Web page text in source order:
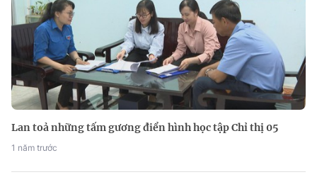
Lan toả những tấm gương điển hình học tập Chỉ thị 05
1 năm trước